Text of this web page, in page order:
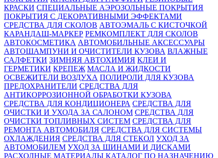
КРАСКИ СПЕЦИАЛЬНЫЕ АЭРОЗОЛЬНЫЕ ПОКРЫТИЯ
ПОКРЫТИЯ С ДЕКОРАТИВНЫМИ ЭФФЕКТАМИ
СРЕДСТВА ДЛЯ СКОЛОВ АВТОЭМАЛЬ С КИСТОЧКОЙ
КАРАНДАШ-МАРКЕР РЕМКОМПЛЕКТ ДЛЯ СКОЛОВ
АВТОКОСМЕТИКА АВТОМОБИЛЬНЫЕ АКСЕССУАРЫ
АВТОШАМПУНИ И ОЧИСТИТЕЛИ КУЗОВА ВЛАЖНЫЕ
САЛФЕТКИ ЗИМНЯЯ АВТОХИМИЯ КЛЕИ И
ГЕРМЕТИКИ КРЕПЕЖ МАСЛА И ЖИДКОСТИ
ОСВЕЖИТЕЛИ ВОЗДУХА ПОЛИРОЛИ ДЛЯ КУЗОВА
ПРЕДОХРАНИТЕЛИ СРЕДСТВА ДЛЯ
АНТИКОРРОЗИОННОЙ ОБРАБОТКИ КУЗОВА
СРЕДСТВА ДЛЯ КОНДИЦИОНЕРА СРЕДСТВА ДЛЯ
ОЧИСТКИ И УХОДА ЗА САЛОНОМ СРЕДСТВА ДЛЯ
ОЧИСТКИ ТОПЛИВНЫХ СИСТЕМ СРЕДСТВА ДЛЯ
РЕМОНТА АВТОМОБИЛЯ СРЕДСТВА ДЛЯ СИСТЕМЫ
ОХЛАЖДЕНИЯ СРЕДСТВА ДЛЯ СТЕКОЛ УХОД ЗА
АВТОМОБИЛЕМ УХОД ЗА ШИНАМИ И ДИСКАМИ
РАСХОДНЫЕ МАТЕРИАЛЫ КАТАЛОГ ПО НАЗНАЧЕНИЮ